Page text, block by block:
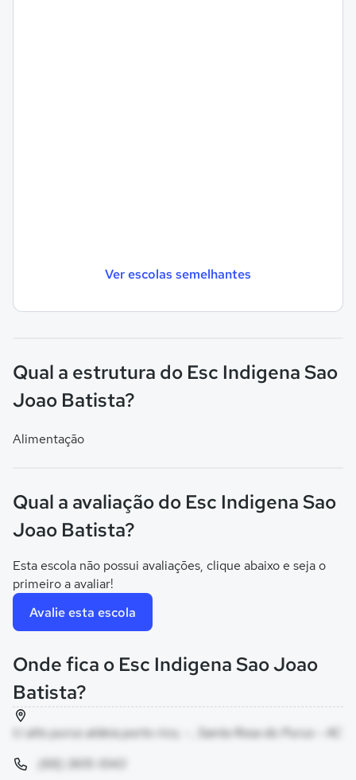
Ver escolas semelhantes
Qual a estrutura do Esc Indigena Sao
Joao Batista?
Alimentação
Qual a avaliação do Esc Indigena Sao
Joao Batista?
Esta escola não possui avaliações, clique abaixo e seja o
primeiro a avaliar!
Avalie esta escola
Onde fica o Esc Indigena Sao Joao
Batista?
t.i alto purus aldeia porto rico, - , Santa Rosa do Purus - AC
(68) 3615-1043